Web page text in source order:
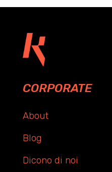
CORPORATE
About
Blog
Dicono di noi